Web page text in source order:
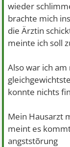
wieder
brachte mich
die Ärztin
meinte ich soll
Also war ich
konnte nichts
Mein Hausarzt
meint es
angststõrung